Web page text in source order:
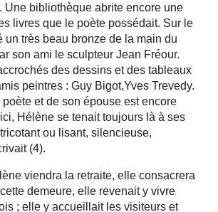
Une bibliothèque abrite encore une
livres que le poète possédait. Sur le
un très beau bronze de la main du
son ami le sculpteur Jean Fréour.
des dessins et des tableaux
peintres : Guy Bigot,Yves Trevedy.
poète et de son épouse est encore
Hélène se tenait toujours là à ses
ou lisant, silencieuse,
(4).
viendra la retraite, elle consacrera
demeure, elle revenait y vivre
; elle y accueillait les visiteurs et